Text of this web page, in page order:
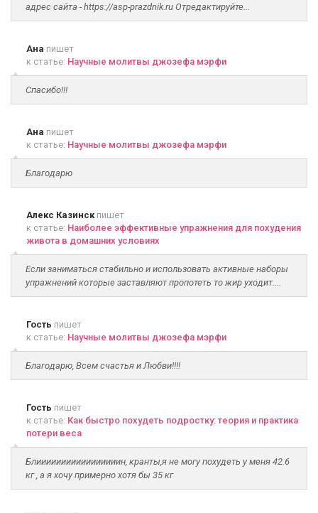
адрес сайта - https://asp-prazdnik.ru Отредактируйте...
Ана пишет
к статье: Научные молитвы джозефа мэрфи
Спасибо!!!
Ана пишет
к статье: Научные молитвы джозефа мэрфи
Благодарю
Алекс Казинскпишет
к статье: Наиболее эффективные упражнения для похудения
живота в домашних условиях
Если заниматься стабильно и использовать активные наборы
упражнений которые заставляют пропотеть то жир уходит....
Гость пишет
к статье: Научные молитвы джозефа мэрфи
Благодарю, Всем счастья и Любви!!!!
Гость пишет
к статье: Как быстро похудеть подростку: теория и практика
потери веса
Блииииииииииииииииин, кранты,я не могу похудеть у меня 42.6
кг , а я хочу примерно хотя бы 35 кг